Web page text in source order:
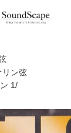
リン弦
1/